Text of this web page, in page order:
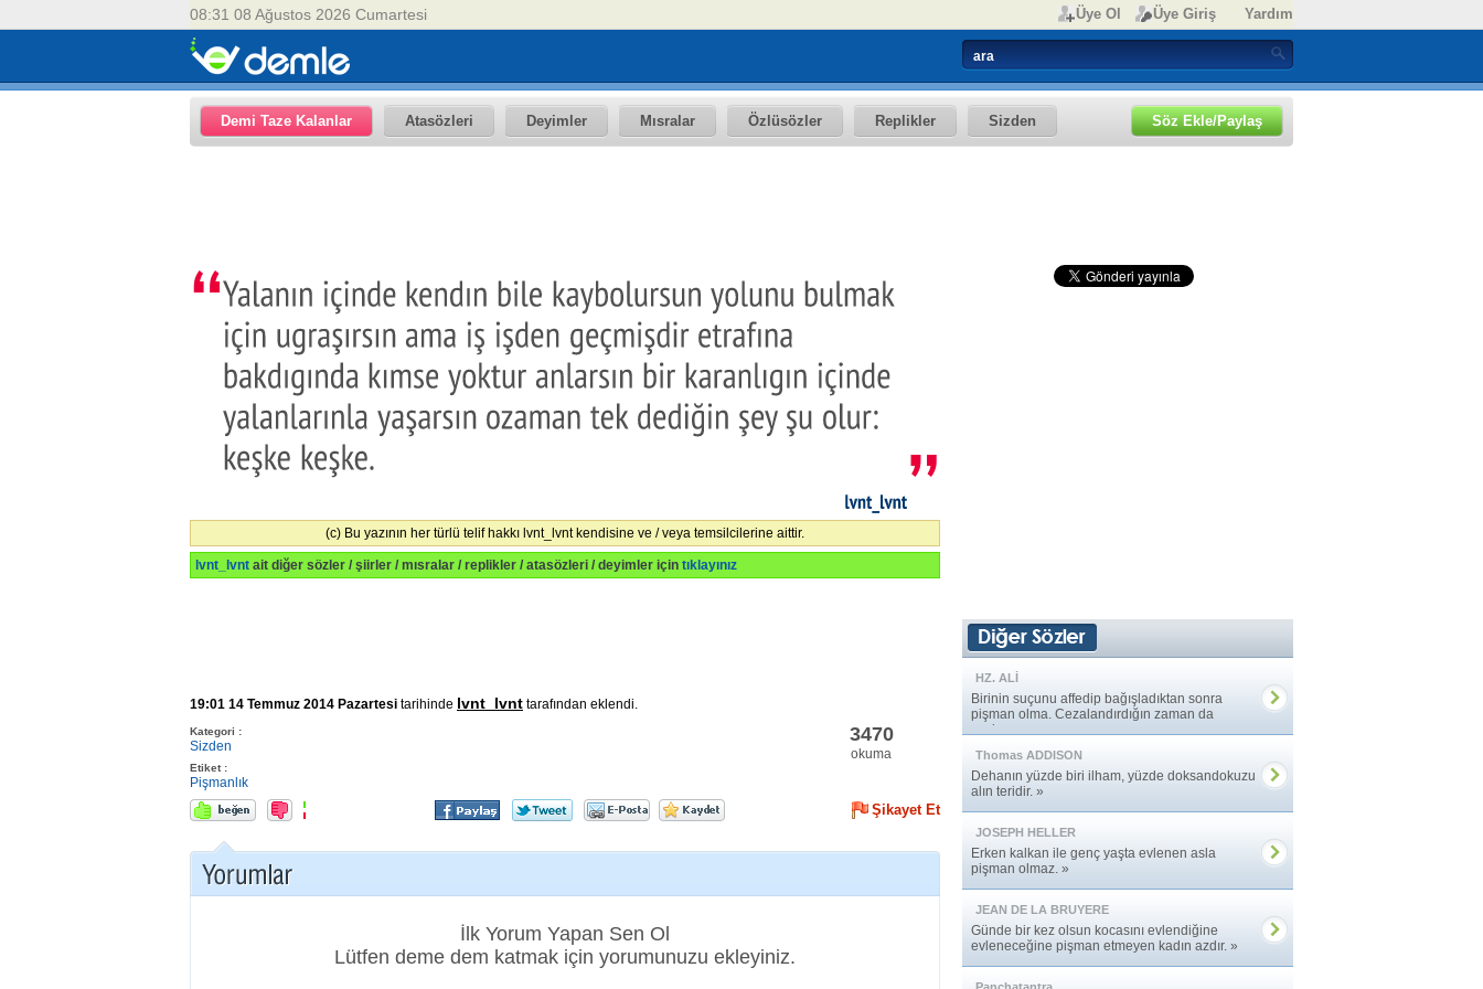
08:31 08 Ağustos 2026 Cumartesi Üye Ol Üye Giriş Yardım
Demi Taze Kalanlar Atasözleri Deyimler Mısralar Özlüsözler Replikler Sizden Söz Ekle/Paylaş
(c) Bu yazının her türlü telif hakkı lvnt_lvnt kendisine ve / veya temsilcilerine aittir.
lvnt_lvnt ait diğer sözler / şiirler / mısralar / replikler / atasözleri / deyimler için tıklayınız
19:01 14 Temmuz 2014 Pazartesi tarihinde lvnt_lvnt tarafından eklendi.
Kategori :
Sizden
Etiket :
Pişmanlık
3470
okuma
Şikayet Et
İlk Yorum Yapan Sen Ol
Lütfen deme dem katmak için yorumunuzu ekleyiniz.
HZ. ALİ
Birinin suçunu affedip bağışladıktan sonra
pişman olma. Cezalandırdığın zaman da
sevinme. »
Thomas ADDISON
Dehanın yüzde biri ilham, yüzde doksandokuzu
alın teridir. »
JOSEPH HELLER
Erken kalkan ile genç yaşta evlenen asla
pişman olmaz. »
JEAN DE LA BRUYERE
Günde bir kez olsun kocasını evlendiğine
evleneceğine pişman etmeyen kadın azdır. »